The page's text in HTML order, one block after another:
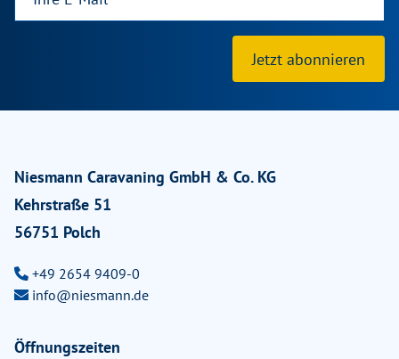
Jetzt abonnieren
Niesmann Caravaning GmbH & Co. KG
Kehrstraße 51
56751 Polch
+49 2654 9409-0
info@niesmann.de
Öffnungszeiten